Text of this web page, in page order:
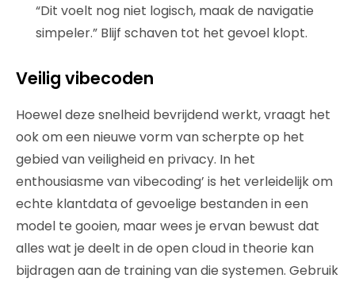
“Dit voelt nog niet logisch, maak de navigatie
simpeler.” Blijf schaven tot het gevoel klopt.
Veilig vibecoden
Hoewel deze snelheid bevrijdend werkt, vraagt het
ook om een nieuwe vorm van scherpte op het
gebied van veiligheid en privacy. In het
enthousiasme van vibecoding’ is het verleidelijk om
echte klantdata of gevoelige bestanden in een
model te gooien, maar wees je ervan bewust dat
alles wat je deelt in de open cloud in theorie kan
bijdragen aan de training van die systemen. Gebruik